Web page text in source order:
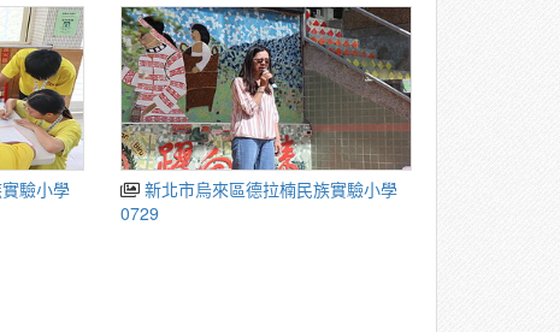
驗小學
新北市烏來區德拉楠民族實驗小學
0729